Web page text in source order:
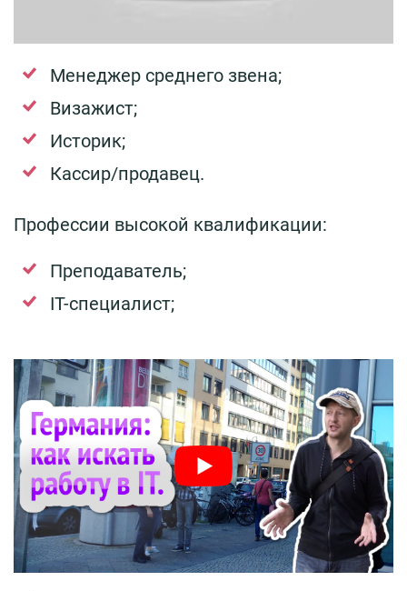
Менеджер среднего звена;
Визажист;
Историк;
Кассир/продавец.
Профессии высокой квалификации:
Преподаватель;
IT-специалист;